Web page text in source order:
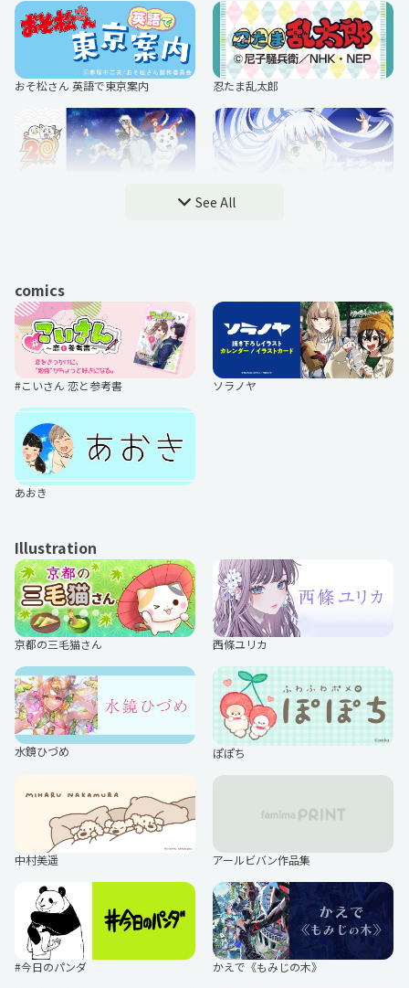
おそ松さん 英語で東京案内 忍たま乱太郎
ァ‐
アニメディアセレクション ガラス
の花と壊す世界
アニメディアセレクション 境界の
RINNNE
オトメディアセレクション 黒執事
オトメディアセレクション 幕末Ro
ck
オトメディアセレクション 華ヤカ
哉、我ガ一族
恋するシロクマ コミックス・ウェーブ・フィルム
劇場版モノノ怪 TVアニメ『Dr.STONE』
See All
comics
#こいさん 恋と参考書 ソラノヤ
あおき
Illustration
京都の三毛猫さん 西條ユリカ
水鏡ひづめ ぽぽち
中村美遥 アールビバン作品集
#今日のパンダ かえで《もみじの木》